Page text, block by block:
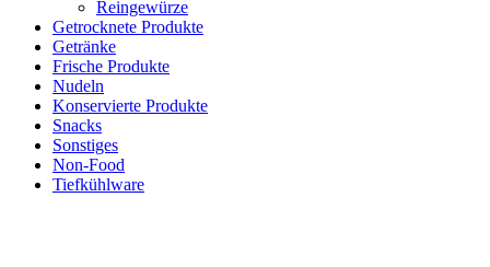
Reingewürze
Getrocknete Produkte
Getränke
Frische Produkte
Nudeln
Konservierte Produkte
Snacks
Sonstiges
Non-Food
Tiefkühlware